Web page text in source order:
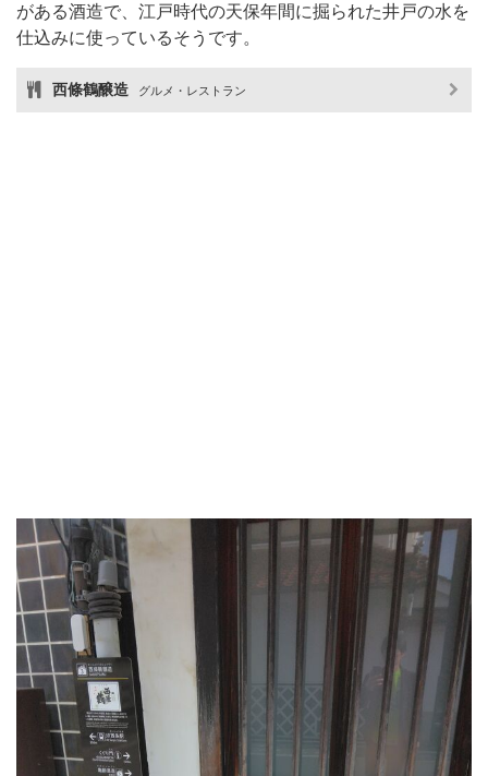
がある酒造で、江戸時代の天保年間に掘られた井戸の水を
仕込みに使っているそうです。
西條鶴醸造 グルメ・レストラン